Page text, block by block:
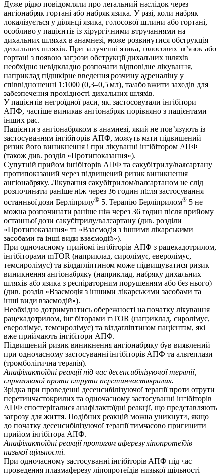
Дуже рідко повідомляли про летальний наслідок через
ангіонабряк гортані або набряк язика. У разі, коли набряк
локалізується у ділянці язика, голосової щілини або гортані,
особливо у пацієнтів із хірургічними втручаннями на
дихальних шляхах в анамнезі, може розвинутися обструкція
дихальних шляхів. При залученні язика, голосових зв’язок або
гортані з появою загрози обструкції дихальних шляхів
необхідно невідкладно розпочати відповідне лікування,
наприклад підшкірне введення розчину адреналіну у
співвідношенні 1:1000 (0,3–0,5 мл), та/або вжити заходів для
забезпечення прохідності дихальних шляхів.
У пацієнтів негроїдної раси, які застосовували інгібітори
АПФ, частіше виникав ангіонабряк порівняно з пацієнтами
інших рас.
Пацієнти з ангіонабряком в анамнезі, який не пов’язують із
застосуванням інгібіторів АПФ, можуть мати підвищений
ризик його виникнення і при лікуванні інгібітором АПФ
(також див. розділ «Протипоказання»).
Супутній прийом інгібіторів АПФ та сакубітрилу/валсартану
протипоказаний через підвищений ризик виникнення
ангіонабряку. Лікування сакубітрилом/валсартаном не слід
розпочинати раніше ніж через 36 годин після застосування
останньої дози Берліприлу® 5. Терапію Берліприлом® 5 не
можна розпочинати раніше ніж через 36 годин після прийому
останньої дози сакубітрилу/валсартану (див. розділи
«Протипоказання» та «Взаємодія з іншими лікарськими
засобами та інші види взаємодій»).
При одночасному прийомі інгібіторів АПФ з рацекадотрилом,
інгібіторами mTOR (наприклад, сиролімус, еверолімус,
темсиролімус) та вілдагліптином може підвищуватися ризик
виникнення ангіонабряку (наприклад, набряку дихальних
шляхів або язика з респіраторним порушенням або без нього)
(див. розділ «Взаємодія з іншими лікарськими засобами та
інші види взаємодій»).
Необхідно дотримуватись обережності на початку лікування
рацекадотрилом, інгібіторами mTOR (наприклад, сиролімус,
еверолімус, темсиролімус) та вілдагліптином пацієнтам, які
вже приймають інгібітори АПФ.
Підвищений ризик виникнення ангіонабряку був виявлений
при одночасному застосуванні інгібіторів АПФ та альтеплази
(тромболітична терапія).
Анафілактоїдні реакції під час десенсибілізуючої терапії,
спрямованої проти отрути перетинчастокрилих.
Зрідка при проведенні десенсибілізуючої терапії проти отрути
перетинчастокрилих та одночасному застосуванні інгібіторів
АПФ спостерігалися анафілактоїдні реакції, що представляють
загрозу для життя. Подібних реакцій можна уникнути, якщо
до початку десенсибілізуючої терапії тимчасово припинити
прийом інгібітора АПФ.
Анафілактоїдні реакції протягом аферезу ліпопротеїдів
низької щільності.
При одночасному застосуванні інгібіторів АПФ під час
проведення плазмаферезу ліпопротеїдів низької щільності